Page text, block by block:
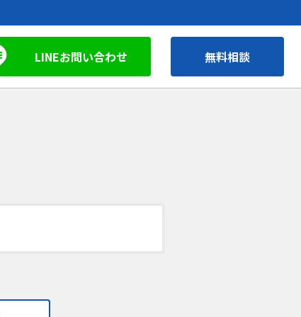
LINEお問い合わせ 無料相談